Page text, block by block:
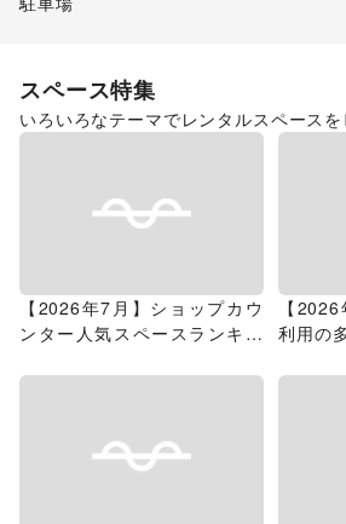
スペース特集
いろいろなテーマでレンタルスペースを
【2026年7月】ショップカウ
ンター人気スペースランキン
【
利用の